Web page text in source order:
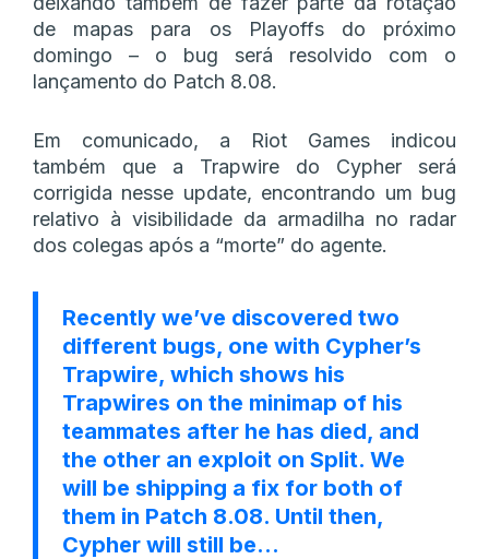
de mapas para os Playoffs do próximo
domingo – o bug será resolvido com o
lançamento do Patch 8.08.
Em comunicado, a Riot Games indicou
também que a Trapwire do Cypher será
corrigida nesse update, encontrando um bug
relativo à visibilidade da armadilha no radar
dos colegas após a “morte” do agente.
Recently we’ve discovered two
different bugs, one with Cypher’s
Trapwire, which shows his
Trapwires on the minimap of his
teammates after he has died, and
the other an exploit on Split. We
will be shipping a fix for both of
them in Patch 8.08. Until then,
Cypher will still be…